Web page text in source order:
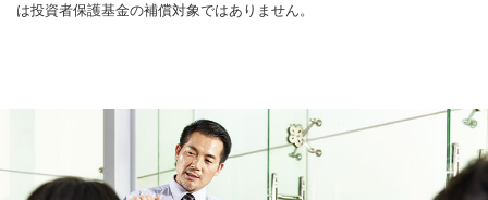
は投資者保護基金の補償対象ではありません。